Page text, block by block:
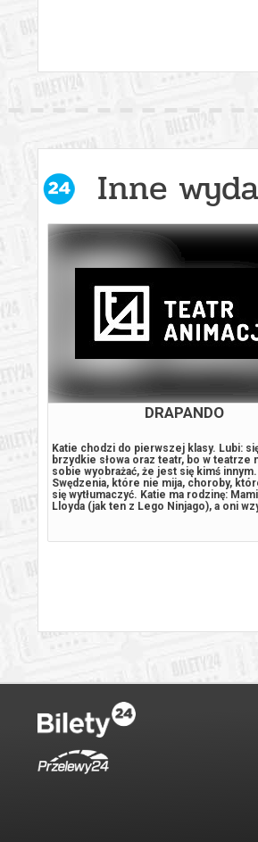
Inne
od
DRAPANDO
Katie chodzi do pierwszej klasy. Lubi:
brzydkie słowa oraz teatr, bo w teatrze
sobie wyobrażać, że jest się kimś
Swędzenia, które nie mija, choroby,
się wytłumaczyć. Katie ma rodzinę:
Lloyda (jak ten z Lego Ninjago), a oni
pomoc całą drużynę superbohaterów.
Dermikrem (wielki, biały i tłusty jak
Wielkanoc),...